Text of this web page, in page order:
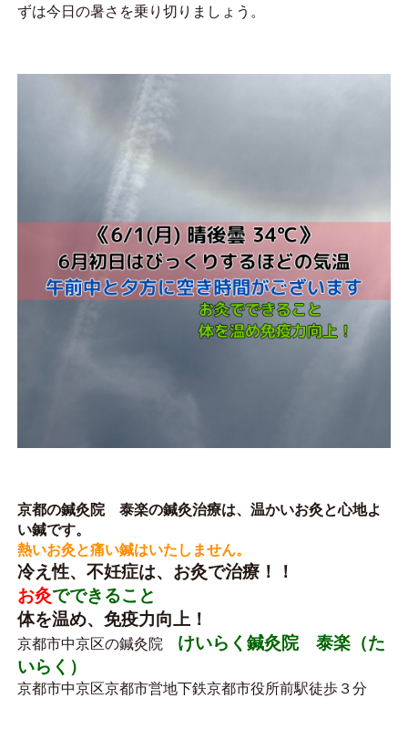
ずは今日の暑さを乗り切りましょう。
京都の鍼灸院 泰楽の鍼灸治療は、温かいお灸と心地よ
い鍼です。
熱いお灸と痛い鍼はいたしません。
冷え性、不妊症は、お灸で治療！！
お灸でできること
体を温め、免疫力向上！
京都市中京区の鍼灸院 けいらく鍼灸院 泰楽（た
いらく）
京都市中京区京都市営地下鉄京都市役所前駅徒歩３分